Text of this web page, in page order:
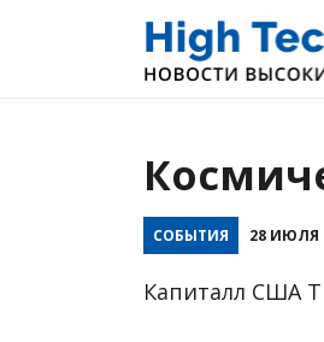
СОБЫТИЯ 28 ИЮЛЯ
Капиталл США